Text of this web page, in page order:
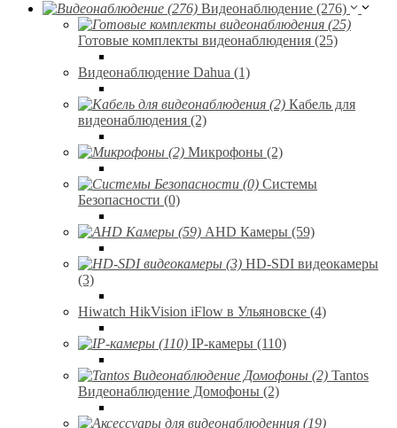
Видеонаблюдение (276)
Готовые комплекты видеонаблюдения (25)
Видеонаблюдение Dahua (1)
Кабель для
видеонаблюдения (2)
Микрофоны (2)
Системы
Безопасности (0)
AHD Камеры (59)
HD-SDI видеокамеры
(3)
Hiwatch HikVision iFlow в Ульяновске (4)
IP-камеры (110)
Tantos
Видеонаблюдение Домофоны (2)